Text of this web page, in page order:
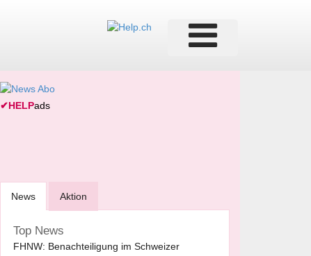
✔HELPads
News Aktion
Top News
FHNW: Benachteiligung im Schweizer